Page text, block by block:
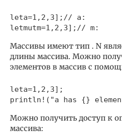
leta=1,2,3];// a:
Массивы имеют тип . N
длины массива. Можно
элементов в массив с
leta=1,2,3];
Можно получить доступ к
массива: